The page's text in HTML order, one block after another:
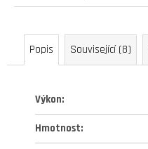
Popis Související (8)
Výkon:
Hmotnost:
+
299
Kč